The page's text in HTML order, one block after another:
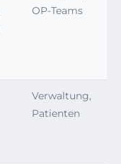
OP-Teams
Verwaltung,
Patienten